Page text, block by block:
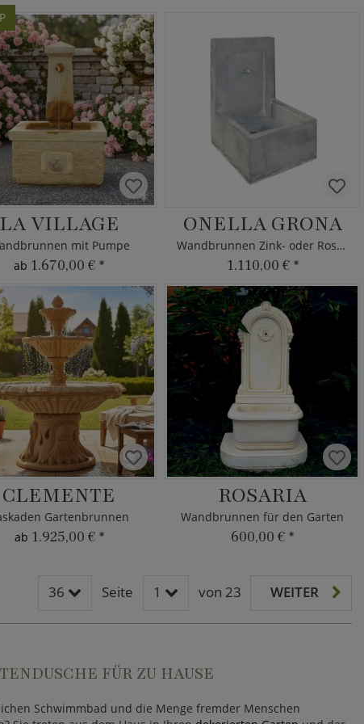
LA VILLAGE
mit Pumpe
ab 1.670,00 € *
ONELLA GRONA
Wandbrunnen Zink- oder Rostoptik
1.110,00 € *
CLEMENTE
Gartenbrunnen
ab 1.925,00 € *
ROSARIA
Wandbrunnen für den Garten
600,00 € *
36 Seite 1 von 23 WEITER
FÜR ZU HAUSE
Schwimmbad und die Menge fremder Menschen